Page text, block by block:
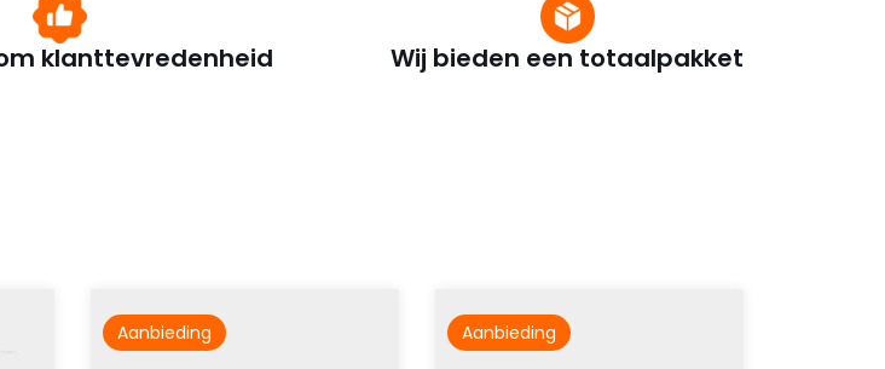
klanttevredenheid Wij bieden een totaalpakket
Aanbieding Aanbieding